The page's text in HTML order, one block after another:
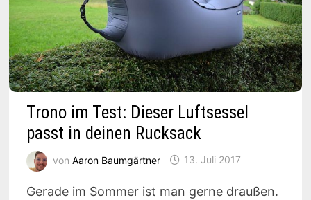
Trono im Test: Dieser Luftsessel
passt in deinen Rucksack
von Aaron Baumgärtner 13. Juli 2017
Gerade im Sommer ist man gerne draußen.